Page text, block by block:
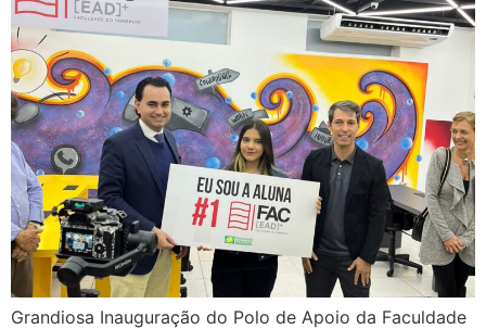
Grandiosa Inauguração do Polo de Apoio da Faculdade